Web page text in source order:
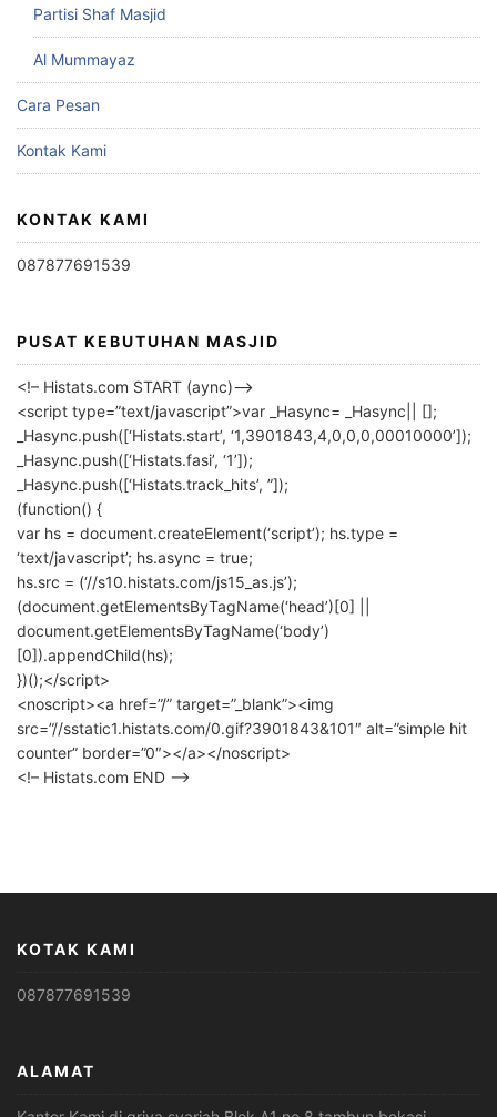
Partisi Shaf Masjid
Al Mummayaz
Cara Pesan
Kontak Kami
KONTAK KAMI
087877691539
PUSAT KEBUTUHAN MASJID
<!– Histats.com START (aync)–>
<script type=”text/javascript”>var _Hasync= _Hasync|| [];
_Hasync.push([‘Histats.start’, ‘1,3901843,4,0,0,0,00010000’]);
_Hasync.push([‘Histats.fasi’, ‘1’]);
_Hasync.push([‘Histats.track_hits’, ”]);
(function() {
var hs = document.createElement(‘script’); hs.type =
‘text/javascript’; hs.async = true;
hs.src = (‘//s10.histats.com/js15_as.js’);
(document.getElementsByTagName(‘head’)[0] ||
document.getElementsByTagName(‘body’)
[0]).appendChild(hs);
})();</script>
<noscript><a href=”/” target=”_blank”><img
src=”//sstatic1.histats.com/0.gif?3901843&101″ alt=”simple hit
counter” border=”0″></a></noscript>
<!– Histats.com END –>
KOTAK KAMI
087877691539
ALAMAT